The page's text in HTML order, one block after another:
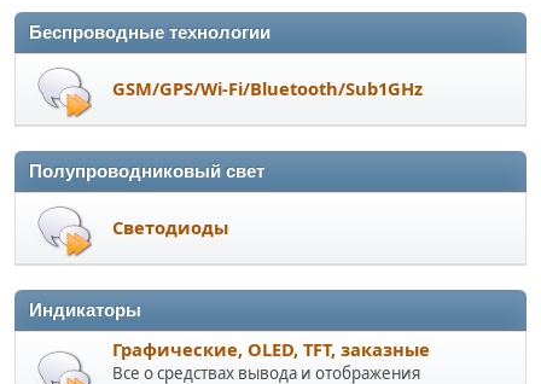
Беспроводные технологии
GSM/GPS/Wi-Fi/Bluetooth/Sub1GHz
Полупроводниковый свет
Светодиоды
Индикаторы
Графические, OLED, TFT, заказные
Все о средствах вывода и отображения